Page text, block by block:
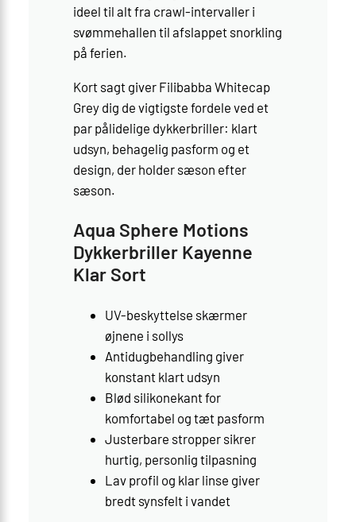
ideel til alt fra crawl-intervaller i
svømmehallen til afslappet snorkling
på ferien.
Kort sagt giver Filibabba Whitecap
Grey dig de vigtigste fordele ved et
par pålidelige dykkerbriller: klart
udsyn, behagelig pasform og et
design, der holder sæson efter
sæson.
Aqua Sphere Motions
Dykkerbriller Kayenne
Klar Sort
UV-beskyttelse skærmer
øjnene i sollys
Antidugbehandling giver
konstant klart udsyn
Blød silikonekant for
komfortabel og tæt pasform
Justerbare stropper sikrer
hurtig, personlig tilpasning
Lav profil og klar linse giver
bredt synsfelt i vandet